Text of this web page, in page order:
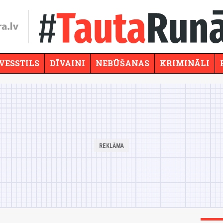
DĪVAINI NEBŪŠANAS KRIMINĀLI